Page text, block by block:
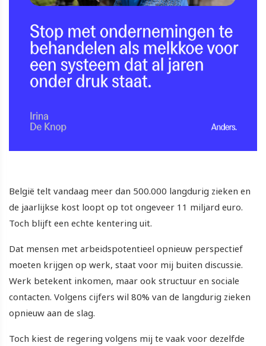
België telt vandaag meer dan 500.000 langdurig zieken en
de jaarlijkse kost loopt op tot ongeveer 11 miljard euro.
Toch blijft een echte kentering uit.
Dat mensen met arbeidspotentieel opnieuw perspectief
moeten krijgen op werk, staat voor mij buiten discussie.
Werk betekent inkomen, maar ook structuur en sociale
contacten. Volgens cijfers wil 80% van de langdurig zieken
opnieuw aan de slag.
Toch kiest de regering volgens mij te vaak voor dezelfde